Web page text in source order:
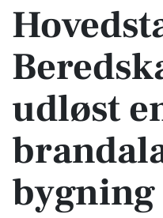
udløst
bygning